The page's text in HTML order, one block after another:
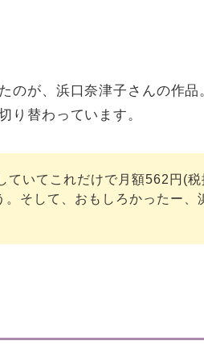
のが、浜口奈津子さんの作
り替わっています。
ていてこれだけで月額562円(税
。そして、おもしろかったー、